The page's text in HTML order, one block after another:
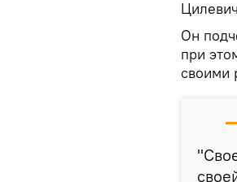
Он
при
своими